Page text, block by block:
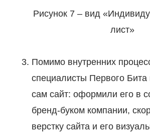
Рисунок 7 – вид
лист»
Помимо внутренних
специалисты Первого Бита
сам сайт: оформили его в
бренд-буком компании,
верстку сайта и его